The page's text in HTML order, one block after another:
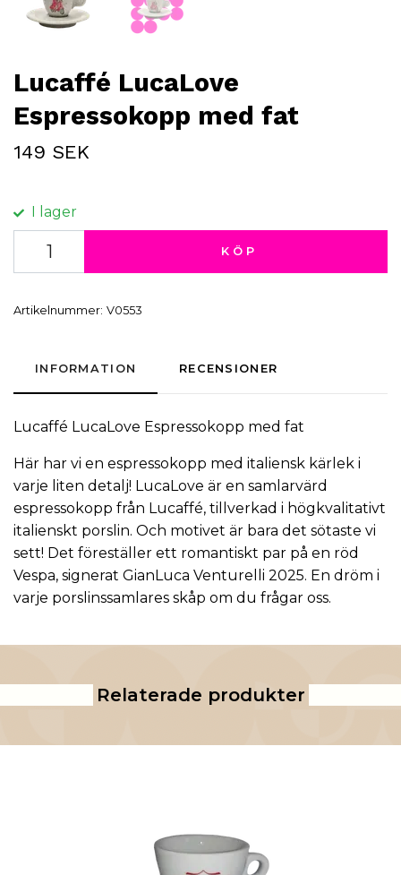
Lucaffé LucaLove
Espressokopp med fat
149 SEK
I lager
KÖP
Artikelnummer: V0553
INFORMATION RECENSIONER
Lucaffé LucaLove Espressokopp med fat
Här har vi en espressokopp med italiensk kärlek i
varje liten detalj! LucaLove är en samlarvärd
espressokopp från Lucaffé, tillverkad i högkvalitativt
italienskt porslin. Och motivet är bara det sötaste vi
sett! Det föreställer ett romantiskt par på en röd
Vespa, signerat GianLuca Venturelli 2025. En dröm i
varje porslinssamlares skåp om du frågar oss.
Relaterade produkter